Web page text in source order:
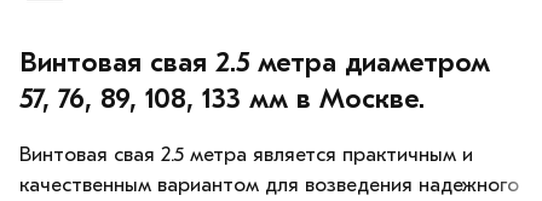
Винтовая свая 2.5 метра диаметром
57, 76, 89, 108, 133 мм в Москве.
Винтовая свая 2.5 метра является практичным и
качественным вариантом для возведения надежного